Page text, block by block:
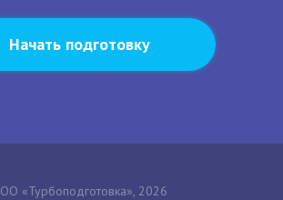
Начать подготовку
«Турбоподготовка», 2026